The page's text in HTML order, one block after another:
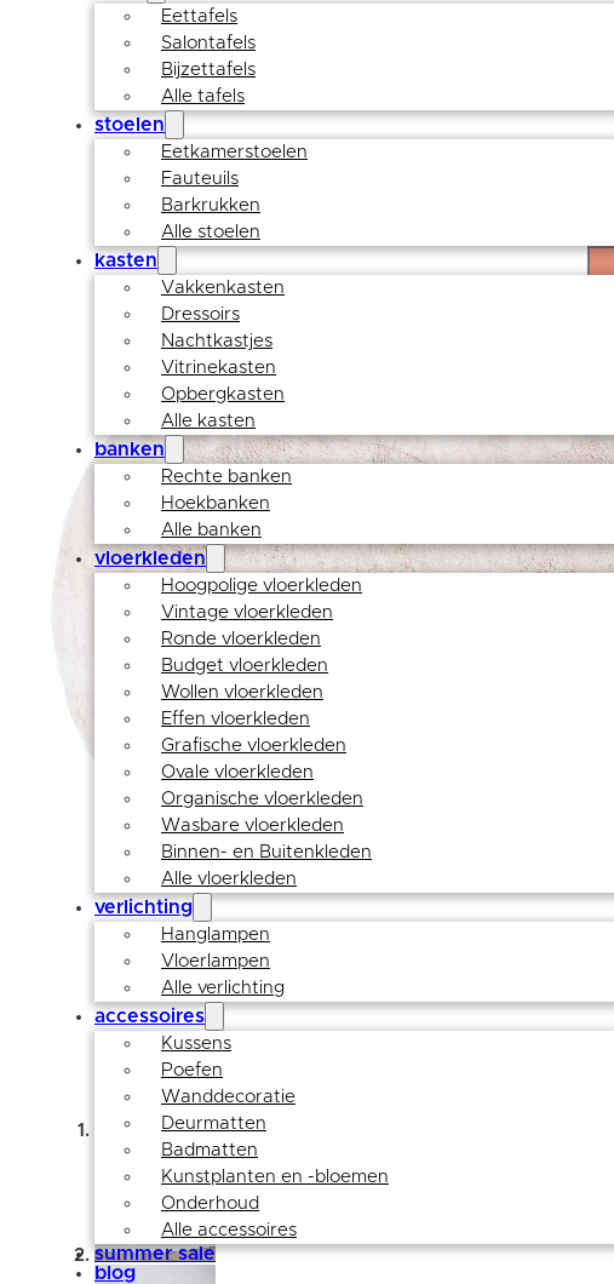
Eettafels
Salontafels
Bijzettafels
Alle tafels
stoelen
Eetkamerstoelen
Fauteuils
Barkrukken
Alle stoelen
kasten
Vakkenkasten
Dressoirs
Nachtkastjes
Vitrinekasten
Opbergkasten
Alle kasten
banken
Rechte banken
Hoekbanken
Alle banken
vloerkleden
Hoogpolige vloerkleden
Vintage vloerkleden
Ronde vloerkleden
Budget vloerkleden
Wollen vloerkleden
Effen vloerkleden
Grafische vloerkleden
Ovale vloerkleden
Organische vloerkleden
Wasbare vloerkleden
Binnen- en Buitenkleden
Alle vloerkleden
verlichting
Hanglampen
Vloerlampen
Alle verlichting
accessoires
Kussens
Poefen
Wanddecoratie
Deurmatten
Badmatten
Kunstplanten en -bloemen
Onderhoud
Alle accessoires
summer sale
blog